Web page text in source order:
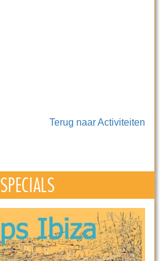
Terug naar Activiteiten
SPECIALS